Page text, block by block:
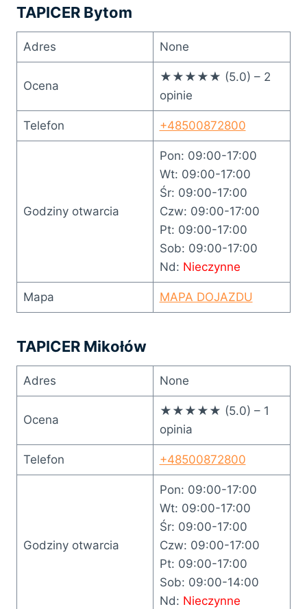
TAPICER Bytom
Adres None
Ocena
★★★★★ (5.0) – 2
opinie
Telefon +48500872800
Godziny otwarcia
Pon: 09:00-17:00
Wt: 09:00-17:00
Śr: 09:00-17:00
Czw: 09:00-17:00
Pt: 09:00-17:00
Sob: 09:00-17:00
Nd: Nieczynne
Mapa MAPA DOJAZDU
TAPICER Mikołów
Adres None
Ocena
★★★★★ (5.0) – 1
opinia
Telefon +48500872800
Godziny otwarcia
Pon: 09:00-17:00
Wt: 09:00-17:00
Śr: 09:00-17:00
Czw: 09:00-17:00
Pt: 09:00-17:00
Sob: 09:00-14:00
Nd: Nieczynne